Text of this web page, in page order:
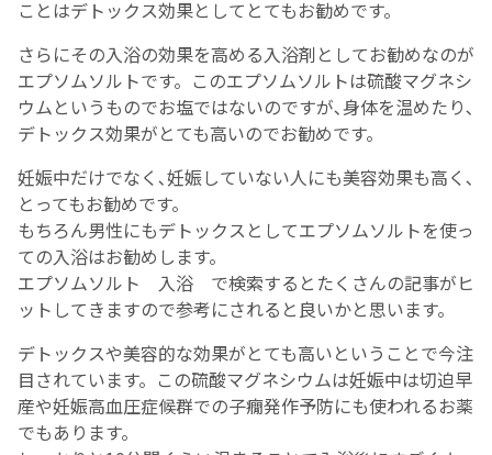
ことはデトックス効果としてとてもお勧めです。
さらにその入浴の効果を高める入浴剤としてお勧めなのが
エプソムソルトです。このエプソムソルトは硫酸マグネシ
ウムというものでお塩ではないのですが､身体を温めたり､
デトックス効果がとても高いのでお勧めです。
妊娠中だけでなく､妊娠していない人にも美容効果も高く､
とってもお勧めです。
もちろん男性にもデトックスとしてエプソムソルトを使っ
ての入浴はお勧めします。
エプソムソルト 入浴 で検索するとたくさんの記事がヒ
ットしてきますので参考にされると良いかと思います。
デトックスや美容的な効果がとても高いということで今注
目されています。この硫酸マグネシウムは妊娠中は切迫早
産や妊娠高血圧症候群での子癇発作予防にも使われるお薬
でもあります。